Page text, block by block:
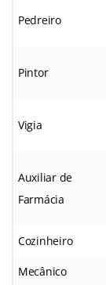
Pedreiro
Pintor
Vigia
Auxiliar de
Farmácia
Cozinheiro
Mecânico